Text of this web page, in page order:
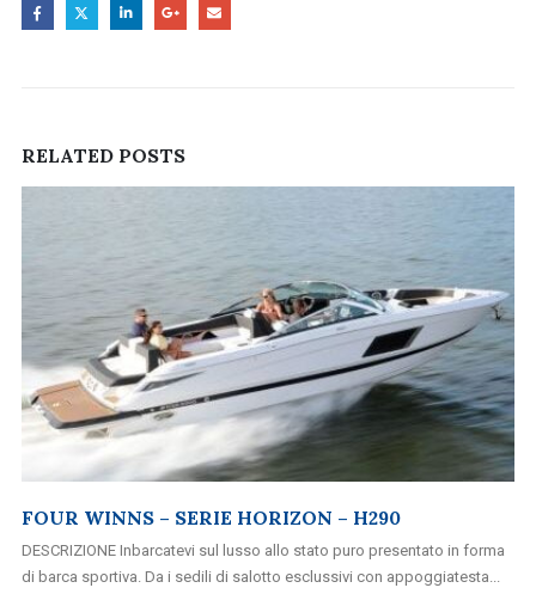
RELATED POSTS
FOUR WINNS – SERIE HORIZON – H290
DESCRIZIONE Inbarcatevi sul lusso allo stato puro presentato in forma
di barca sportiva. Da i sedili di salotto esclussivi con appoggiatesta...